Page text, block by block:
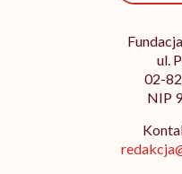
ul.
02-
NIP